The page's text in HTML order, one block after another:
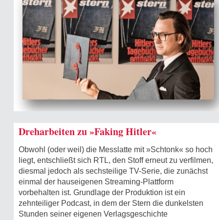
Dreharbeiten zu »Faking Hitler«
Obwohl (oder weil) die Messlatte mit »Schtonk« so hoch
liegt, entschließt sich RTL, den Stoff erneut zu verfilmen,
diesmal jedoch als sechsteilige TV-Serie, die zunächst
einmal der hauseigenen Streaming-Plattform
vorbehalten ist. Grundlage der Produktion ist ein
zehnteiliger Podcast, in dem der Stern die dunkelsten
Stunden seiner eigenen Verlagsgeschichte